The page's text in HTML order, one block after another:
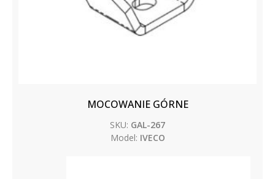
MOCOWANIE GÓRNE
SKU: GAL-267
Model: IVECO